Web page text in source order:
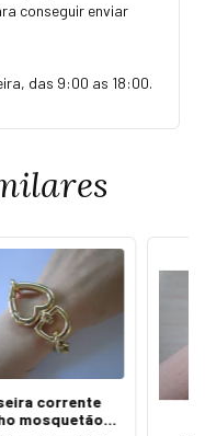
conseguir enviar
das 9:00 as 18:00.
corrente
mosquetão